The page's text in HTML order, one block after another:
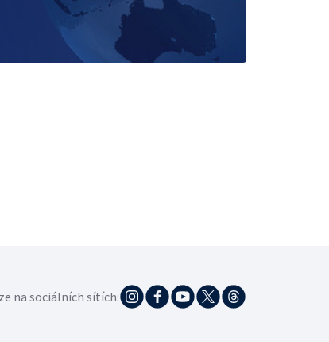
na sociálních sítích: